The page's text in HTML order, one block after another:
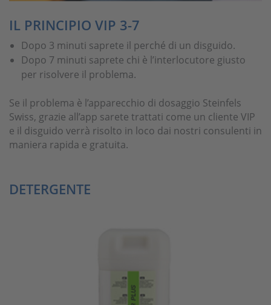
IL PRINCIPIO VIP 3-7
Dopo 3 minuti saprete il perché di un disguido.
Dopo 7 minuti saprete chi è l’interlocutore giusto
per risolvere il problema.
Se il problema è l’apparecchio di dosaggio Steinfels
Swiss, grazie all’app sarete trattati come un cliente VIP
e il disguido verrà risolto in loco dai nostri consulenti in
maniera rapida e gratuita.
DETERGENTE